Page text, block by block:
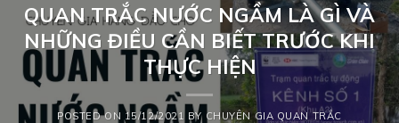
QUAN TRẮC NƯỚC NGẦM LÀ GÌ VÀ
NHỮNG ĐIỀU CẦN BIẾT TRƯỚC KHI
THỰC HIỆN
POSTED ON 15/12/2021 BY CHUYÊN GIA QUAN TRẮC